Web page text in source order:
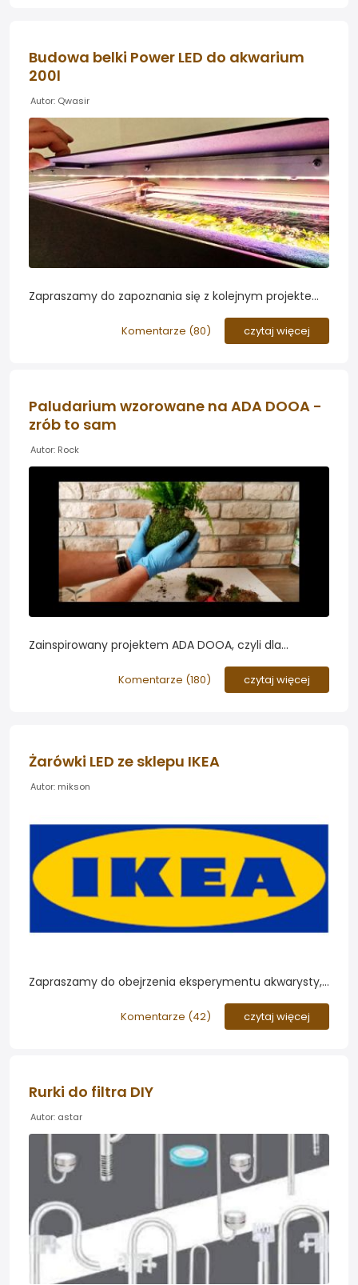
Budowa belki Power LED do akwarium
200l
Autor: Qwasir
Zapraszamy do zapoznania się z kolejnym projektem
Forum. Tym razem Qwasir podzielił się z nami
procesem budowy swojej belki do montażu w
Komentarze (80) czytaj więcej
Paludarium wzorowane na ADA DOOA -
zrób to sam
Autor: Rock
Zainspirowany projektem ADA DOOA, czyli dla
zbudować swój projekt całkowicie od zera...
Komentarze (180) czytaj więcej
Żarówki LED ze sklepu IKEA
Autor: mikson
Zapraszamy do obejrzenia eksperymentu akwarysty,
akwarium żarówki LED ze sklepu IKEA, dedykowane do
Komentarze (42) czytaj więcej
Rurki do filtra DIY
Autor: astar